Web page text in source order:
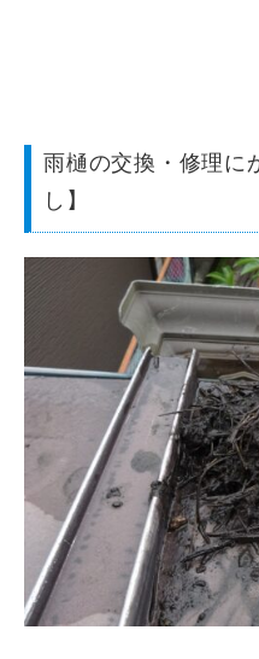
雨樋の交換・修理に
し】